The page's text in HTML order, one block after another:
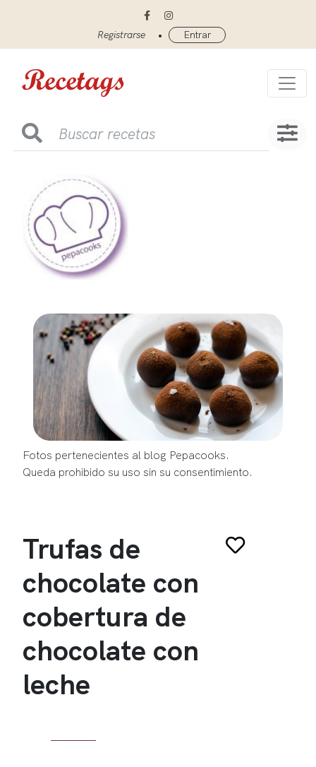
Registrarse • Entrar
Fotos pertenecientes al blog Pepacooks.
Queda prohibido su uso sin su consentimiento.
Trufas de
chocolate con
cobertura de
chocolate con
leche